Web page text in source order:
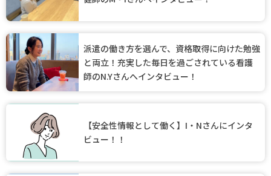
派遣の働き方を選んで、資格取得に向けた勉強
と両立！充実した毎日を過ごされている看護
師のN.Yさんへインタビュー！
【安全性情報として働く】I・Nさんにインタ
ビュー！！